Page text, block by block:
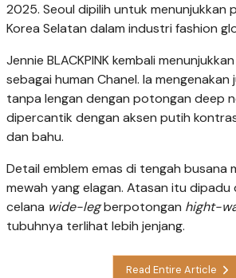
2025. Seoul dipilih untuk menunjukkan
Korea Selatan dalam industri fashion
Jennie BLACKPINK kembali
sebagai human Chanel. Ia
tanpa lengan dengan potongan deep
dipercantik dengan aksen putih
dan bahu.
Detail emblem emas di tengah busana
mewah yang elagan. Atasan itu dipadu
celana wide-legberpotongan hight-
tubuhnya terlihat lebih jenjang.
Read Entire Article